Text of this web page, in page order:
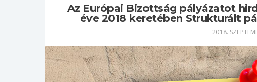
Az Európai Bizottság pályázatot
éve 2018 keretében Strukturált
2018.